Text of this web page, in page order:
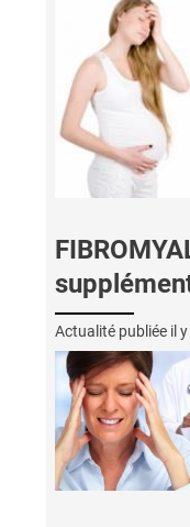
Actualité publiée il y